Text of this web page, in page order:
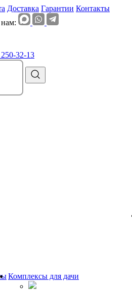
Доставка Гарантии Контакты
32-13
Комплексы для дачи